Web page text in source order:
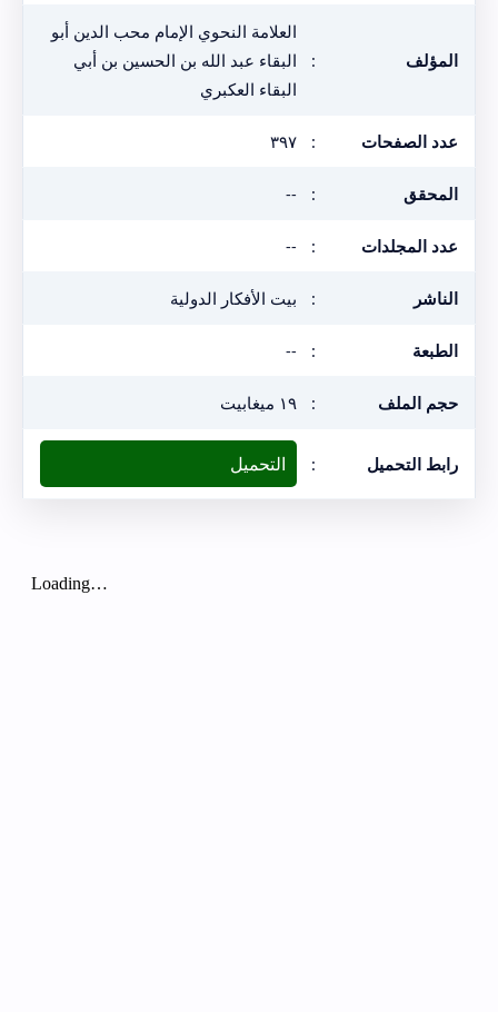
المؤلف :
العلامة النحوي الإمام محب الدين أبو
البقاء عبد الله بن الحسين بن أبي
البقاء العكبري
عدد الصفحات : ٣٩٧
المحقق :
--
عدد المجلدات :
--
الناشر : بيت الأفكار الدولية
الطبعة :
--
حجم الملف : ١٩ ميغابيت
رابط التحميل : التحميل